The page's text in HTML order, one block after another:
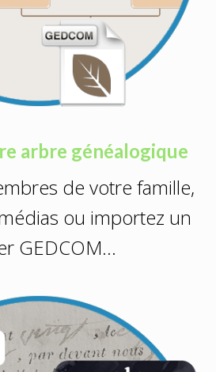
arbre généalogique
de votre famille,
ou importez un
GEDCOM…